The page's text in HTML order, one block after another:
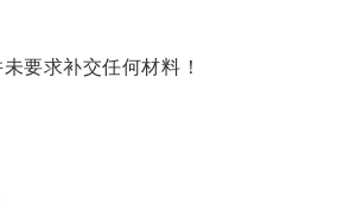
要求补交任何材料！